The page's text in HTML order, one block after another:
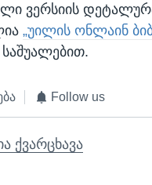
ვერსიის
„უილის ონლაინ
Follow us
ქვარცხავა